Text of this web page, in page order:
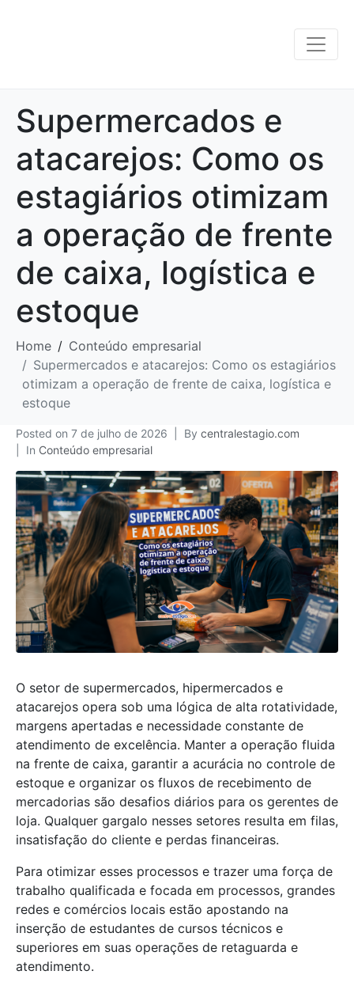
Supermercados e
atacarejos: Como os
estagiários otimizam
a operação de frente
de caixa, logística e
estoque
Home
Conteúdo empresarial
Supermercados e atacarejos: Como os estagiários
otimizam a operação de frente de caixa, logística e
estoque
Posted on 7 de julho de 2026 By centralestagio.com
In Conteúdo empresarial
O setor de supermercados, hipermercados e
atacarejos opera sob uma lógica de alta rotatividade,
margens apertadas e necessidade constante de
atendimento de excelência. Manter a operação fluida
na frente de caixa, garantir a acurácia no controle de
estoque e organizar os fluxos de recebimento de
mercadorias são desafios diários para os gerentes de
loja. Qualquer gargalo nesses setores resulta em filas,
insatisfação do cliente e perdas financeiras.
Para otimizar esses processos e trazer uma força de
trabalho qualificada e focada em processos, grandes
redes e comércios locais estão apostando na
inserção de estudantes de cursos técnicos e
superiores em suas operações de retaguarda e
atendimento.